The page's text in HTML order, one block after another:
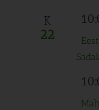
K
22